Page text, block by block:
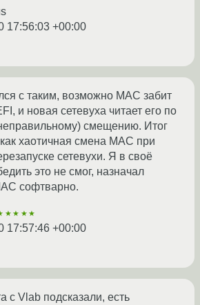
17:56:03 +00:00
с таким, возможно MAC забит
и новая сетевуха читает его по
смещению. Итог
хаотичная смена MAC при
сетевухи. Я в своё
это не смог, назначал
софтварно.
17:57:46 +00:00
с Vlab подсказали, есть